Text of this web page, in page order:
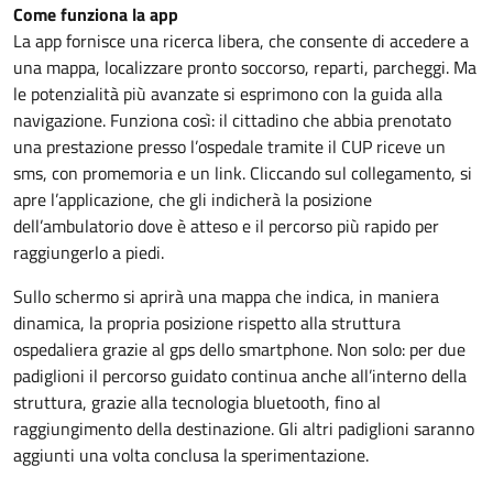
Come funziona la app
La app fornisce una ricerca libera, che consente di accedere a
una mappa, localizzare pronto soccorso, reparti, parcheggi. Ma
le potenzialità più avanzate si esprimono con la guida alla
navigazione. Funziona così: il cittadino che abbia prenotato
una prestazione presso l’ospedale tramite il CUP riceve un
sms, con promemoria e un link. Cliccando sul collegamento, si
apre l’applicazione, che gli indicherà la posizione
dell’ambulatorio dove è atteso e il percorso più rapido per
raggiungerlo a piedi.
Sullo schermo si aprirà una mappa che indica, in maniera
dinamica, la propria posizione rispetto alla struttura
ospedaliera grazie al gps dello smartphone. Non solo: per due
padiglioni il percorso guidato continua anche all’interno della
struttura, grazie alla tecnologia bluetooth, fino al
raggiungimento della destinazione. Gli altri padiglioni saranno
aggiunti una volta conclusa la sperimentazione.